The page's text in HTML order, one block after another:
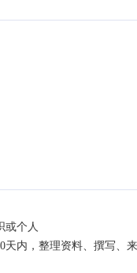
或个人
内，整理资料、撰写、